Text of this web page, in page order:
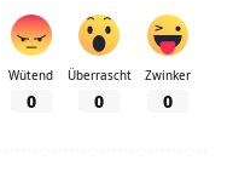
Wütend
0
Überrascht
0
Zwinker
0